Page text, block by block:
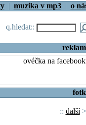
| muzika v mp3| o
q.hledat::
:: další>